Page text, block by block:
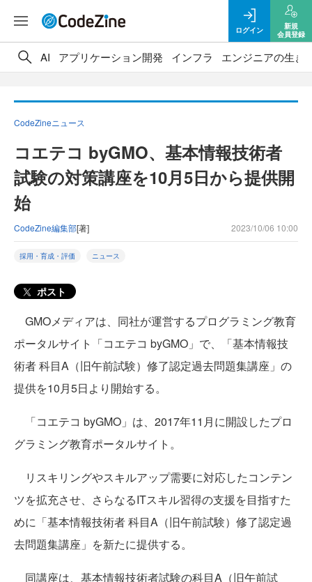
ログイン
新規
会員登録
AI アプリケーション開発 インフラ エンジニアの生き
CodeZineニュース
コエテコ byGMO、基本情報技術者
試験の対策講座を10月5日から提供開
始
CodeZine編集部[著] 2023/10/06 10:00
採用・育成・評価 ニュース
ポスト
GMOメディアは、同社が運営するプログラミング教育
ポータルサイト「コエテコ byGMO」で、「基本情報技
術者 科目A（旧午前試験）修了認定過去問題集講座」の
提供を10月5日より開始する。
「コエテコ byGMO」は、2017年11月に開設したプロ
グラミング教育ポータルサイト。
リスキリングやスキルアップ需要に対応したコンテン
ツを拡充させ、さらなるITスキル習得の支援を目指すた
めに「基本情報技術者 科目A（旧午前試験）修了認定過
去問題集講座」を新たに提供する。
同講座は、基本情報技術者試験の科目A（旧午前試